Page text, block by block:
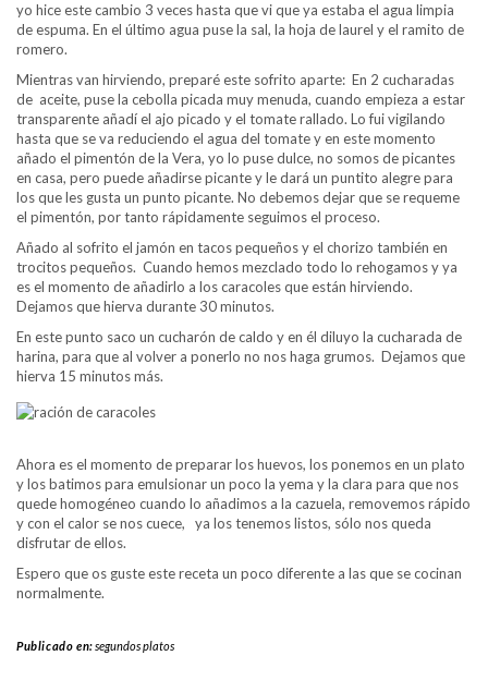
yo hice este cambio 3 veces hasta que vi que ya estaba el agua limpia
de espuma. En el último agua puse la sal, la hoja de laurel y el ramito de
romero.
Mientras van hirviendo, preparé este sofrito aparte: En 2 cucharadas
de aceite, puse la cebolla picada muy menuda, cuando empieza a estar
transparente añadí el ajo picado y el tomate rallado. Lo fui vigilando
hasta que se va reduciendo el agua del tomate y en este momento
añado el pimentón de la Vera, yo lo puse dulce, no somos de picantes
en casa, pero puede añadirse picante y le dará un puntito alegre para
los que les gusta un punto picante. No debemos dejar que se requeme
el pimentón, por tanto rápidamente seguimos el proceso.
Añado al sofrito el jamón en tacos pequeños y el chorizo también en
trocitos pequeños. Cuando hemos mezclado todo lo rehogamos y ya
es el momento de añadirlo a los caracoles que están hirviendo.
Dejamos que hierva durante 30 minutos.
En este punto saco un cucharón de caldo y en él diluyo la cucharada de
harina, para que al volver a ponerlo no nos haga grumos. Dejamos que
hierva 15 minutos más.
Ahora es el momento de preparar los huevos, los ponemos en un plato
y los batimos para emulsionar un poco la yema y la clara para que nos
quede homogéneo cuando lo añadimos a la cazuela, removemos rápido
y con el calor se nos cuece, ya los tenemos listos, sólo nos queda
disfrutar de ellos.
Espero que os guste este receta un poco diferente a las que se cocinan
normalmente.
Publicado en:segundos platos